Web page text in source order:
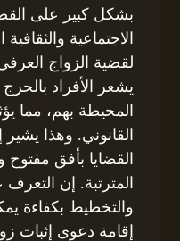
بشكل كبير على
الاجتماعية
لقضية الزواج
يشعر الأفراد
المحيطة بهم، مما
القانوني. وهذا
القضايا بأفق
المترتبة. إن
والتخطيط بكفاءة
إقامة دعوى إثبات